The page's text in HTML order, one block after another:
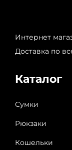
Интернет
Доставка по
Каталог
Сумки
Рюкзаки
Кошельки